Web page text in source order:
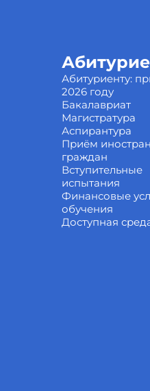
Абитуриенту:
2026 году
Бакалавриат
Магистратура
Аспирантура
Приём
граждан
Вступительные
испытания
Финансовые
обучения
Доступная